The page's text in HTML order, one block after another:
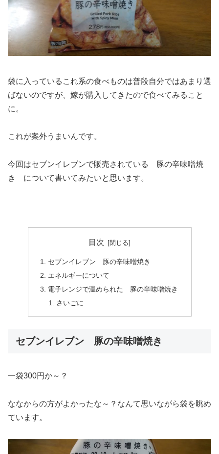
袋に入っているこれ系の食べものは普段自分ではあまり選
ばないのですが、嫁が購入してきたので食べてみること
に。
これが案外うまいんです。
今回はセブンイレブンで販売されている 豚の辛味噌焼
き について書いてみたいと思います。
目次
セブンイレブン 豚の辛味噌焼き
エネルギーについて
電子レンジで温められた 豚の辛味噌焼き
さいごに
セブンイレブン 豚の辛味噌焼き
一袋300円か～？
ななからの方がよかったな～？なんて思いながら袋を眺め
ています。